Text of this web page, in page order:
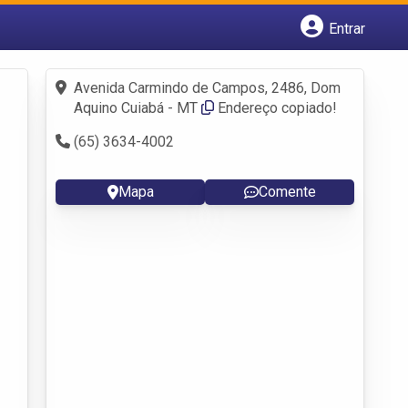
Entrar
Fazer login
Criar conta
Avenida Carmindo de Campos, 2486, Dom
Aquino Cuiabá - MT
Endereço copiado!
(65) 3634-4002
Mapa Comente